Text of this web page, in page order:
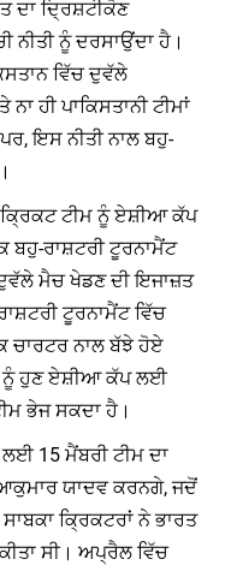
ਦਾ ਦ੍ਰਿਸ਼ਟੀਕੋਣ
ਨੀਤੀ ਨੂੰ ਦਰਸਾਉਂਦਾ ਹੈ।
ਵਿੱਚ ਦੁਵੱਲੇ
ਹੀ ਪਾਕਿਸਤਾਨੀ ਟੀਮਾਂ
ਇਸ ਨੀਤੀ ਨਾਲ ਬਹੁ-
ਕ੍ਰਿਕਟ ਟੀਮ ਨੂੰ ਏਸ਼ੀਆ ਕੱਪ
ਬਹੁ-ਰਾਸ਼ਟਰੀ ਟੂਰਨਾਮੈਂਟ
ਦੁਵੱਲੇ ਮੈਚ ਖੇਡਣ ਦੀ ਇਜਾਜ਼ਤ
ਟੂਰਨਾਮੈਂਟ ਵਿੱਚ
ਚਾਰਟਰ ਨਾਲ ਬੱਝੇ ਹੋਏ
ਨੂੰ ਹੁਣ ਏਸ਼ੀਆ ਕੱਪ ਲਈ
ਭੇਜ ਸਕਦਾ ਹੈ।
15 ਮੈਂਬਰੀ ਟੀਮ ਦਾ
ਯਾਦਵ ਕਰਨਗੇ, ਜਦੋਂ
ਕ੍ਰਿਕਟਰਾਂ ਨੇ ਭਾਰਤ
ਸੀ। ਅਪ੍ਰੈਲ ਵਿੱਚ